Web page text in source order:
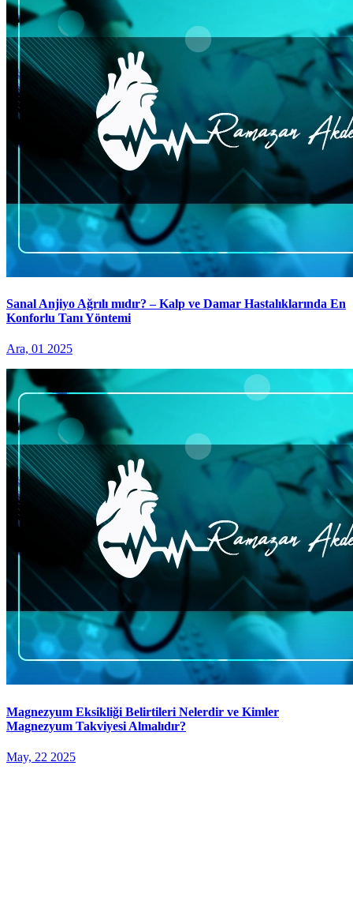
Sanal Anjiyo Ağrılı mıdır? – Kalp ve Damar Hastalıklarında En
Konforlu Tanı Yöntemi
Ara, 01 2025
Magnezyum Eksikliği Belirtileri Nelerdir ve Kimler
Magnezyum Takviyesi Almalıdır?
May, 22 2025